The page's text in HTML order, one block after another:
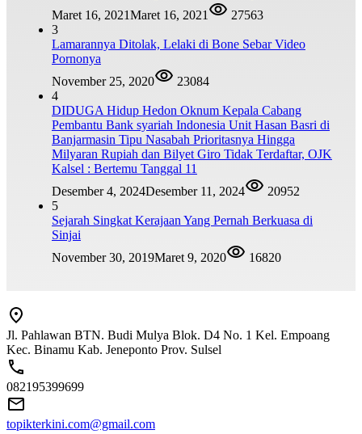
Maret 16, 2021Maret 16, 2021
27563
3
Lamarannya Ditolak, Lelaki di Bone Sebar Video
Pornonya
November 25, 2020
23084
4
DIDUGA Hidup Hedon Oknum Kepala Cabang
Pembantu Bank syariah Indonesia Unit Hasan Basri di
Banjarmasin Tipu Nasabah Prioritasnya Hingga
Milyaran Rupiah dan Bilyet Giro Tidak Terdaftar, OJK
Kalsel : Bertemu Tanggal 11
Desember 4, 2024Desember 11, 2024
20952
5
Sejarah Singkat Kerajaan Yang Pernah Berkuasa di
Sinjai
November 30, 2019Maret 9, 2020 16820
Jl. Pahlawan BTN. Budi Mulya Blok. D4 No. 1 Kel. Empoang
Kec. Binamu Kab. Jeneponto Prov. Sulsel
082195399699
topikterkini.com@gmail.com